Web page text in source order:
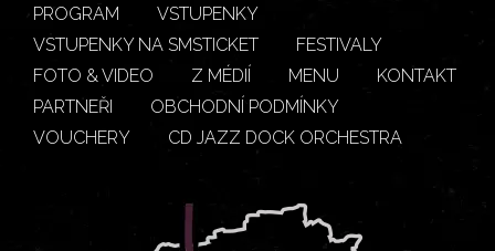
PROGRAM
VSTUPENKY
VSTUPENKY NA SMSTICKET
FESTIVALY
FOTO & VIDEO
Z MÉDIÍ MENU
KONTAKT
PARTNEŘI
OBCHODNÍ PODMÍNKY
VOUCHERY
CD JAZZ DOCK ORCHESTRA